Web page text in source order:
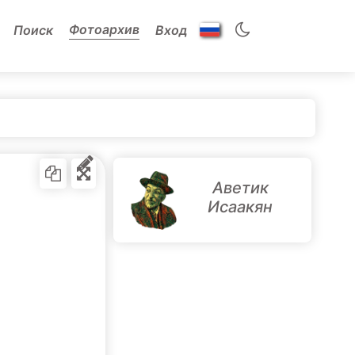
Поиск Фотоархив Вход
Аветик
Исаакян